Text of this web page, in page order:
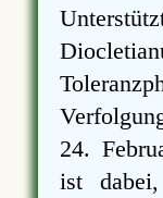
24.
ist dabei,